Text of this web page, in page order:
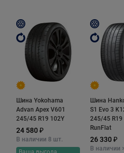
существенно увеличивает
благодаря устойчивости к
проколам и порезам.
Шину отличает низкая
аквапланированию, которая
несколькими особенностями
Одной из них являются
продольные дренажные
мгновенно отводят от пятна
Шина Yokohama
Advan Apex V601
245/45 R19 102Y
24 580 ₽
В наличии 8 шт.
Шина
S1 Evo 3
245/45 R19
RunFlat
26 330 ₽
В наличии